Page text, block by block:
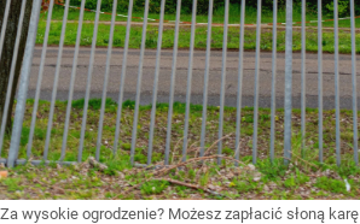
Za wysokie ogrodzenie? Możesz zapłacić słoną karę